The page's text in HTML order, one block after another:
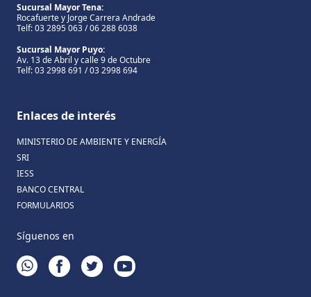
Sucursal Mayor Tena:
Rocafuerte y Jorge Carrera Andrade
Telf: 03 2895 063 / 06 288 6038
Sucursal Mayor Puyo:
Av. 13 de Abril y calle 9 de Octubre
Telf: 03 2998 691 / 03 2998 694
Enlaces de interés
MINISTERIO DE AMBIENTE Y ENERGÍA
SRI
IESS
BANCO CENTRAL
FORMULARIOS
Síguenos en
WHATSAPPFACEBOOKTWITTERYOUTUBE